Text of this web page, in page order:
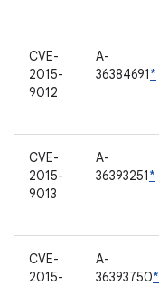
CVE-
2015-
9012
A-
36384691*
CVE-
2015-
9013
A-
36393251*
CVE-
2015-
A-
36393750*